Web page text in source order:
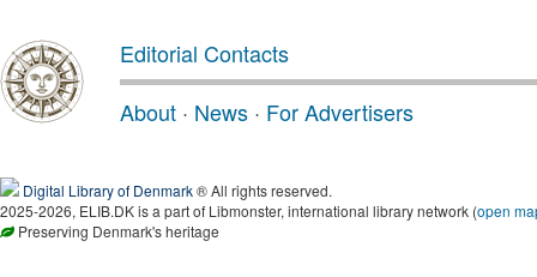
Editorial Contacts
About · News · For Advertisers
Digital Library of Denmark® All rights reserved.
2025-2026, ELIB.DK is a part of Libmonster, international library network (open
Preserving Denmark's heritage